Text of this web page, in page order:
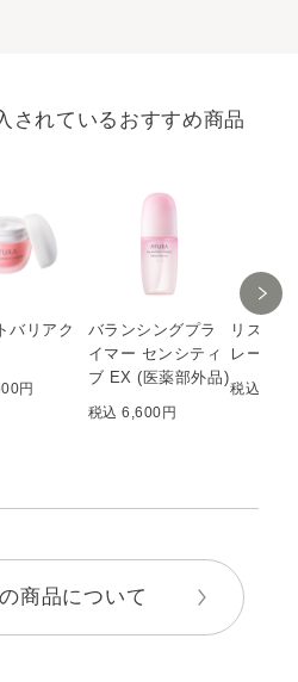
されているおすすめ商品
バリアク
円
バランシングプラ
イマー センシティ
ブ EX (医薬部外品)
税込 6,600円
リズム
レート
税込
商品について